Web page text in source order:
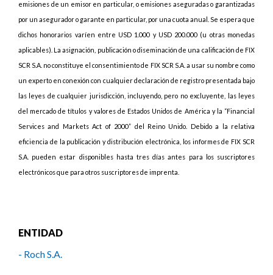
emisiones de un emisor en particular, o emisiones aseguradas o garantizadas
por un asegurador o garante en particular, por una cuota anual. Se espera que
dichos honorarios varíen entre USD 1.000 y USD 200.000 (u otras monedas
aplicables). La asignación, publicación o diseminación de una calificación de FIX
SCR S.A. no constituye el consentimiento de FIX SCR S.A. a usar su nombre como
un experto en conexión con cualquier declaración de registro presentada bajo
las leyes de cualquier jurisdicción, incluyendo, pero no excluyente, las leyes
del mercado de títulos y valores de Estados Unidos de América y la “Financial
Services and Markets Act of 2000” del Reino Unido. Debido a la relativa
eficiencia de la publicación y distribución electrónica, los informes de FIX SCR
S.A. pueden estar disponibles hasta tres días antes para los suscriptores
electrónicos que para otros suscriptores de imprenta.
ENTIDAD
- Roch S.A.